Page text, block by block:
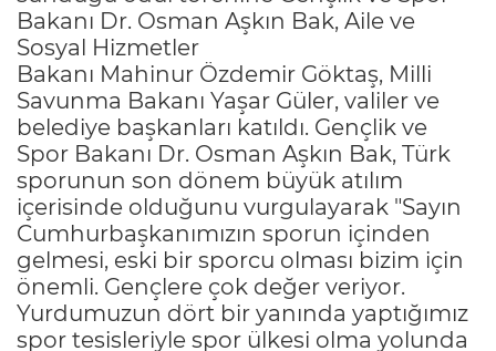
Bakanı Dr. Osman Aşkın Bak, Aile ve
Sosyal Hizmetler
Bakanı Mahinur Özdemir Göktaş, Milli
Savunma Bakanı Yaşar Güler, valiler ve
belediye başkanları katıldı. Gençlik ve
Spor Bakanı Dr. Osman Aşkın Bak, Türk
sporunun son dönem büyük atılım
içerisinde olduğunu vurgulayarak "Sayın
Cumhurbaşkanımızın sporun içinden
gelmesi, eski bir sporcu olması bizim için
önemli. Gençlere çok değer veriyor.
Yurdumuzun dört bir yanında yaptığımız
spor tesisleriyle spor ülkesi olma yolunda